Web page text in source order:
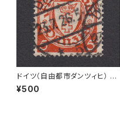
ドイツ（自由都市ダンツィヒ） 5P
f Mi#193 使用済み切手｜DA
NZIG 23.7.1926
¥500